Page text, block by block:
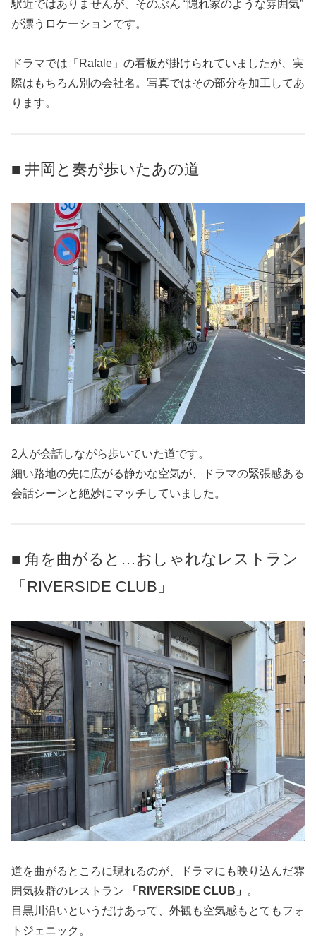
駅近ではありませんが、そのぶん “隠れ家のような雰囲気”
が漂うロケーションです。
ドラマでは「Rafale」の看板が掛けられていましたが、実
際はもちろん別の会社名。写真ではその部分を加工してあ
ります。
■ 井岡と奏が歩いたあの道
2人が会話しながら歩いていた道です。
細い路地の先に広がる静かな空気が、ドラマの緊張感ある
会話シーンと絶妙にマッチしていました。
■ 角を曲がると…おしゃれなレストラン
「RIVERSIDE CLUB」
道を曲がるところに現れるのが、ドラマにも映り込んだ雰
囲気抜群のレストラン
「RIVERSIDE CLUB」
。
目黒川沿いというだけあって、外観も空気感もとてもフォ
トジェニック。